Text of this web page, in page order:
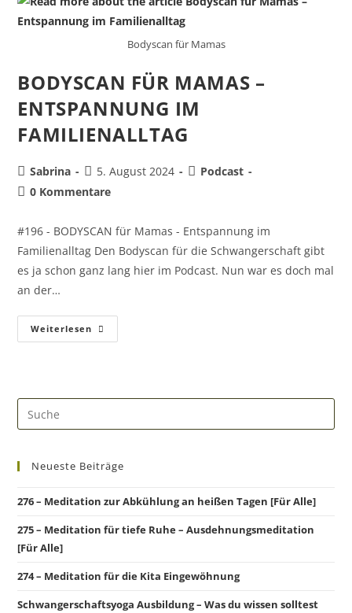
Bodyscan für Mamas
BODYSCAN FÜR MAMAS –
ENTSPANNUNG IM
FAMILIENALLTAG
Sabrina 5. August 2024
Podcast
0 Kommentare
#196 - BODYSCAN für Mamas - Entspannung im
Familienalltag Den Bodyscan für die Schwangerschaft gibt
es ja schon ganz lang hier im Podcast. Nun war es doch mal
an der…
Weiterlesen
Neueste Beiträge
276 – Meditation zur Abkühlung an heißen Tagen [Für Alle]
275 – Meditation für tiefe Ruhe – Ausdehnungsmeditation
[Für Alle]
274 – Meditation für die Kita Eingewöhnung
Schwangerschaftsyoga Ausbildung – Was du wissen solltest